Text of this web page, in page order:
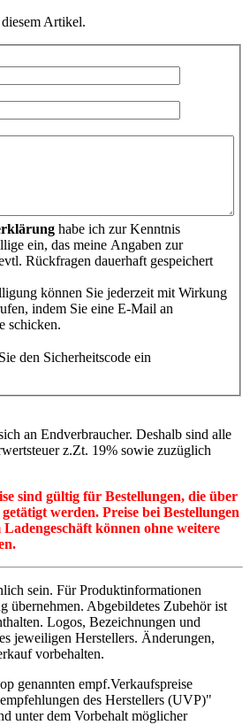
Artikel.
habe ich zur Kenntnis
ein, das meine Angaben zur
Rückfragen dauerhaft gespeichert
können Sie jederzeit mit Wirkung
indem Sie eine E-Mail an
schicken.
den Sicherheitscode ein
an Endverbraucher. Deshalb sind alle
z.Zt. 19% sowie zuzüglich
sind gültig für Bestellungen, die über
werden. Preise bei Bestellungen
können ohne weitere
sein. Für Produktinformationen
übernehmen. Abgebildetes Zubehör ist
Logos, Bezeichnungen und
jeweiligen Herstellers. Änderungen,
vorbehalten.
genannten empf.Verkaufspreise
des Herstellers (UVP)"
unter dem Vorbehalt möglicher